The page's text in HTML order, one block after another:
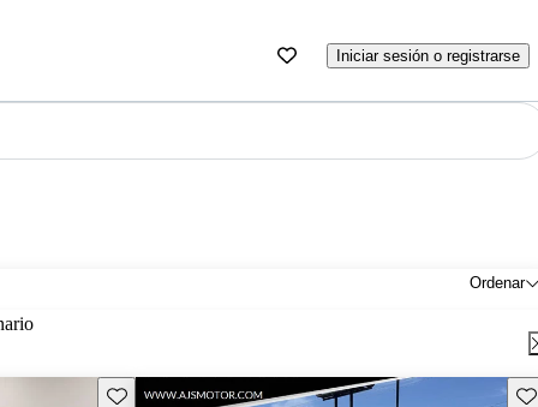
Iniciar sesión o registrarse
Ordenar
Guarda este Aviso